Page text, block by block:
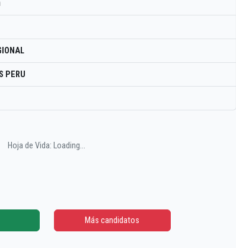
PERU
Hoja de Vida: Loading...
Más candidatos